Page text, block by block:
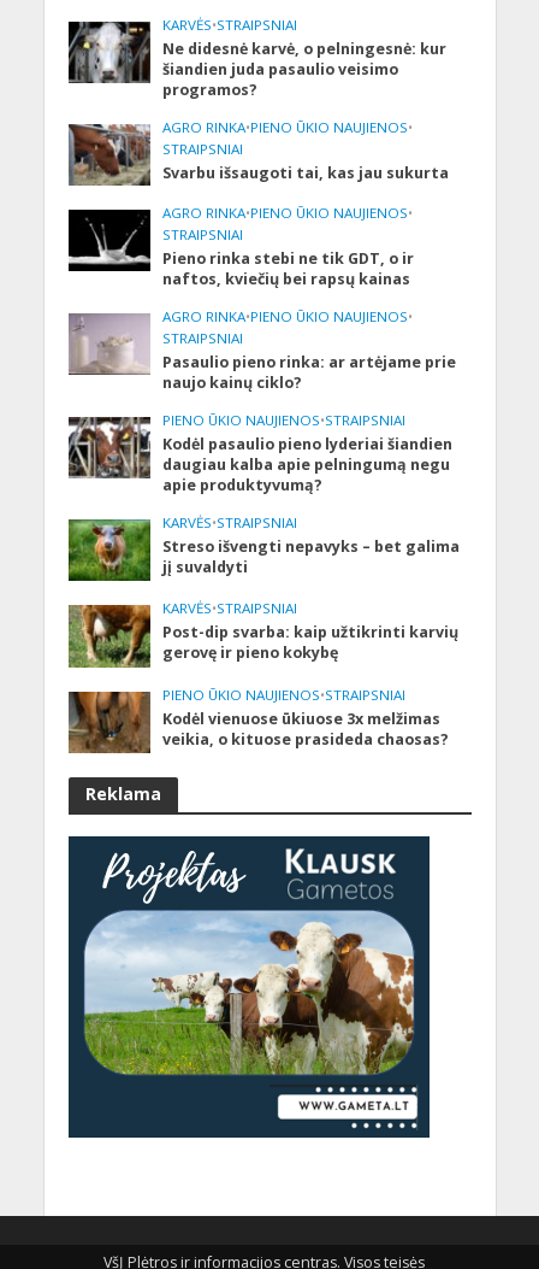
KARVĖS•STRAIPSNIAI
Ne didesnė karvė, o pelningesnė: kur
šiandien juda pasaulio veisimo
programos?
AGRO RINKA•PIENO ŪKIO NAUJIENOS•
STRAIPSNIAI
Svarbu išsaugoti tai, kas jau sukurta
AGRO RINKA•PIENO ŪKIO NAUJIENOS•
STRAIPSNIAI
Pieno rinka stebi ne tik GDT, o ir
naftos, kviečių bei rapsų kainas
AGRO RINKA•PIENO ŪKIO NAUJIENOS•
STRAIPSNIAI
Pasaulio pieno rinka: ar artėjame prie
naujo kainų ciklo?
PIENO ŪKIO NAUJIENOS•STRAIPSNIAI
Kodėl pasaulio pieno lyderiai šiandien
daugiau kalba apie pelningumą negu
apie produktyvumą?
KARVĖS•STRAIPSNIAI
Streso išvengti nepavyks – bet galima
jį suvaldyti
KARVĖS•STRAIPSNIAI
Post-dip svarba: kaip užtikrinti karvių
gerovę ir pieno kokybę
PIENO ŪKIO NAUJIENOS•STRAIPSNIAI
Kodėl vienuose ūkiuose 3x melžimas
veikia, o kituose prasideda chaosas?
Reklama
VšĮ Plėtros ir informacijos centras. Visos teisės